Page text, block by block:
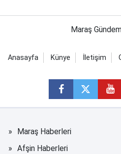
Maraş
Anasayfa Künye İletişim
Maraş Haberleri
Afşin Haberleri